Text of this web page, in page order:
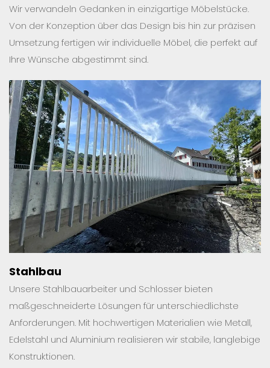
Wir verwandeln Gedanken in einzigartige Möbelstücke.
Von der Konzeption über das Design bis hin zur präzisen
Umsetzung fertigen wir individuelle Möbel, die perfekt auf
Ihre Wünsche abgestimmt sind.
Stahlbau
Unsere Stahlbauarbeiter und Schlosser bieten
maßgeschneiderte Lösungen für unterschiedlichste
Anforderungen. Mit hochwertigen Materialien wie Metall,
Edelstahl und Aluminium realisieren wir stabile, langlebige
Konstruktionen.